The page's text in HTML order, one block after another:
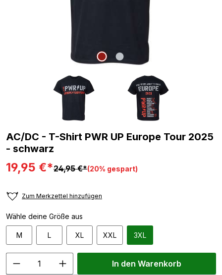
AC/DC - T-Shirt PWR UP Europe Tour 2025
- schwarz
19,95 €*24,95 €*(20% gespart)
Zum Merkzettel hinzufügen
Wähle deine Größe aus
M L XL XXL 3XL
In den Warenkorb